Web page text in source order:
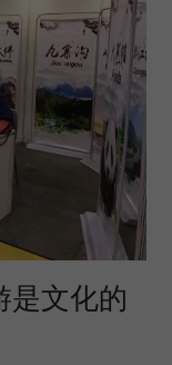
是文化的